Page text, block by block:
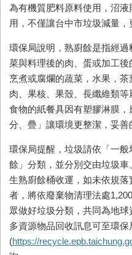
為有機質肥料原料使用，沼
用，不僅讓台中市垃圾減量，
環保局說明，熟廚餘是指經
菜與料理後的肉、蛋或加工
烹煮或腐爛的蔬菜，水果，
肉、果核、果殼、長纖維類
食物的紙餐具因有塑膠淋膜，
分、疊」讓環境更整潔，妥善
環保局提醒，垃圾請依「一
餘」分類，並分別交由垃圾
生熟廚餘桶收運，如未依規
者，將依廢棄物清理法處
眾做好垃圾分類，共同為地
多資源物品回收訊息可至環保
(https://